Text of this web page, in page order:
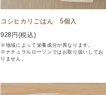
コシヒカリごはん 5個入
928 円(税込)
※地域によって栄養成分が異なります。
※ナチュラルローソンではお取り扱いしてお
りません。